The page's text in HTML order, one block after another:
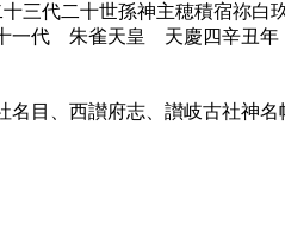
三代二十世孫神主穂積宿祢白
一代 朱雀天皇 天慶四辛丑年
目、西讃府志、讃岐古社神